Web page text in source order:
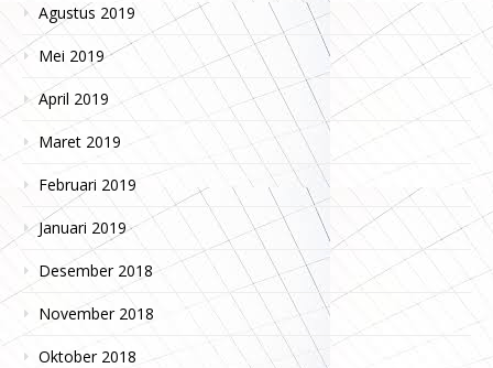
Agustus 2019
Mei 2019
April 2019
Maret 2019
Februari 2019
Januari 2019
Desember 2018
November 2018
Oktober 2018